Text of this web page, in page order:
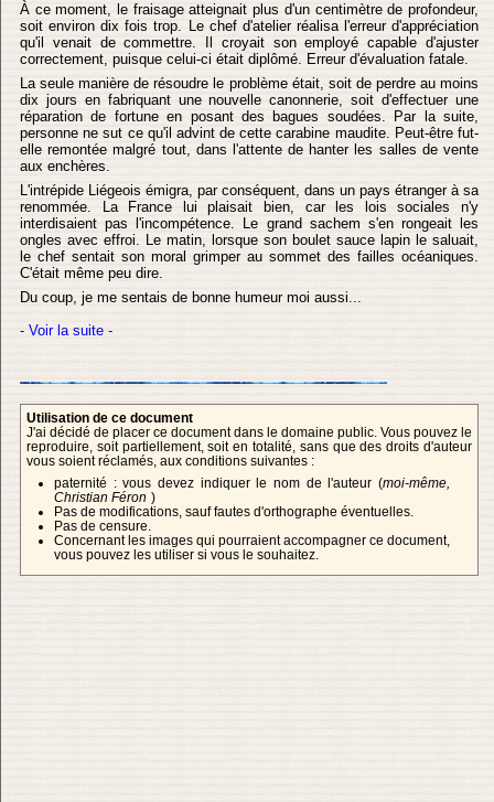
À ce moment, le fraisage atteignait plus d'un centimètre de profondeur,
soit environ dix fois trop. Le chef d'atelier réalisa l'erreur d'appréciation
qu'il venait de commettre. Il croyait son employé capable d'ajuster
correctement, puisque celui-ci était diplômé. Erreur d'évaluation fatale.
La seule manière de résoudre le problème était, soit de perdre au moins
dix jours en fabriquant une nouvelle canonnerie, soit d'effectuer une
réparation de fortune en posant des bagues soudées. Par la suite,
personne ne sut ce qu'il advint de cette carabine maudite. Peut-être fut-
elle remontée malgré tout, dans l'attente de hanter les salles de vente
aux enchères.
L'intrépide Liégeois émigra, par conséquent, dans un pays étranger à sa
renommée. La France lui plaisait bien, car les lois sociales n'y
interdisaient pas l'incompétence. Le grand sachem s'en rongeait les
ongles avec effroi. Le matin, lorsque son boulet sauce lapin le saluait,
le chef sentait son moral grimper au sommet des failles océaniques.
C'était même peu dire.
Du coup, je me sentais de bonne humeur moi aussi...
- Voir la suite -
Utilisation de ce document
J'ai décidé de placer ce document dans le domaine public. Vous pouvez le
reproduire, soit partiellement, soit en totalité, sans que des droits d'auteur
vous soient réclamés, aux conditions suivantes :
paternité : vous devez indiquer le nom de l'auteur (moi-même,
Christian Féron )
Pas de modifications, sauf fautes d'orthographe éventuelles.
Pas de censure.
Concernant les images qui pourraient accompagner ce document,
vous pouvez les utiliser si vous le souhaitez.